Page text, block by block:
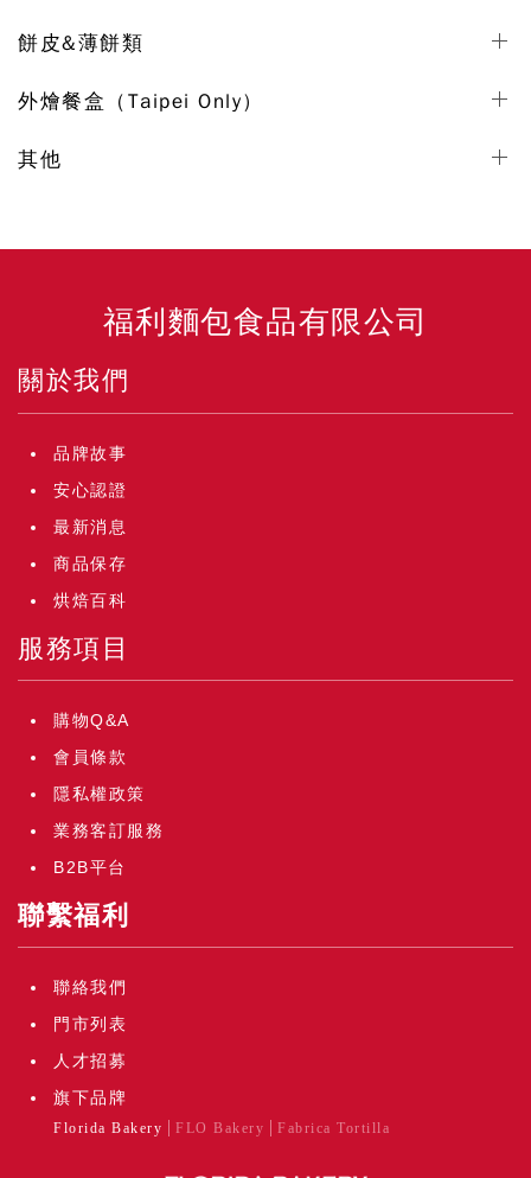
餅皮&薄餅類
外燴餐盒（Taipei Only）
其他
福利麵包食品有限公司
關於我們
品牌故事
安心認證
最新消息
商品保存
烘焙百科
服務項目
購物Q&A
會員條款
隱私權政策
業務客訂服務
B2B平台
聯繫福利
聯絡我們
門市列表
人才招募
旗下品牌
Florida Bakery FLO Bakery Fabrica Tortilla